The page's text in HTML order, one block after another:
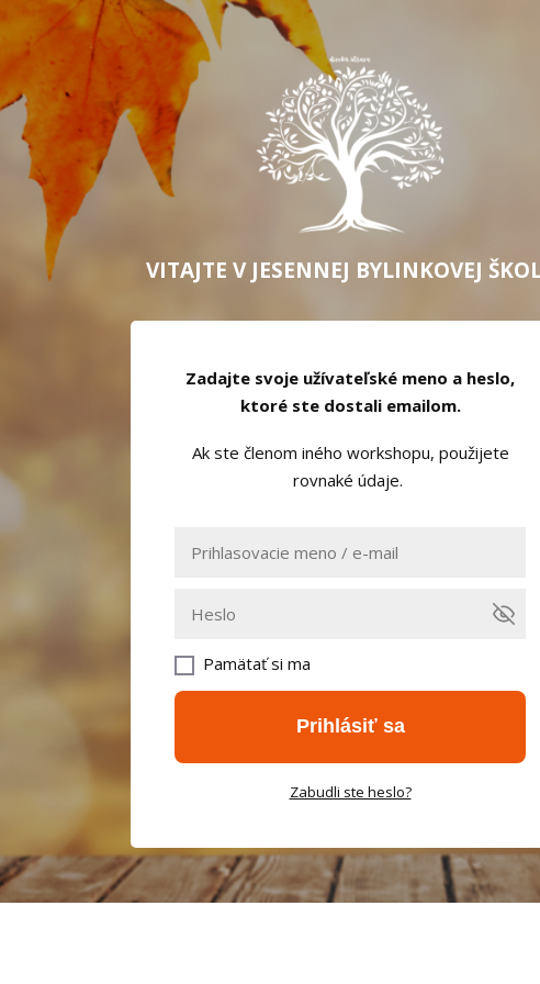
VITAJTE V JESENNEJ BYLINKOVEJ
Zadajte svoje užívateľské meno a heslo,
ktoré ste dostali emailom.
Ak ste členom iného workshopu, použijete
rovnaké údaje.
Pamätať si ma
Prihlásiť sa
Zabudli ste heslo?